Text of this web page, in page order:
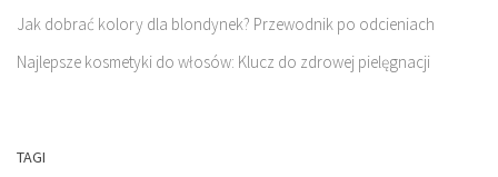
Jak dobrać kolory dla blondynek? Przewodnik po odcieniach
Najlepsze kosmetyki do włosów: Klucz do zdrowej pielęgnacji
TAGI